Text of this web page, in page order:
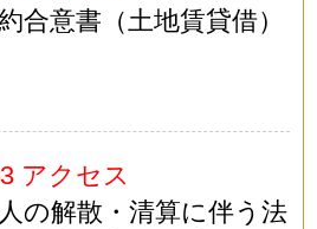
合意書（土地賃貸借）
アクセス
の解散・清算に伴う法